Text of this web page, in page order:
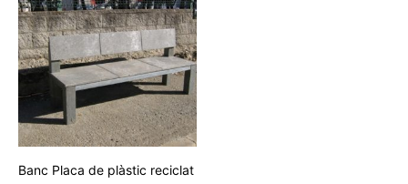
Banc Placa de plàstic reciclat